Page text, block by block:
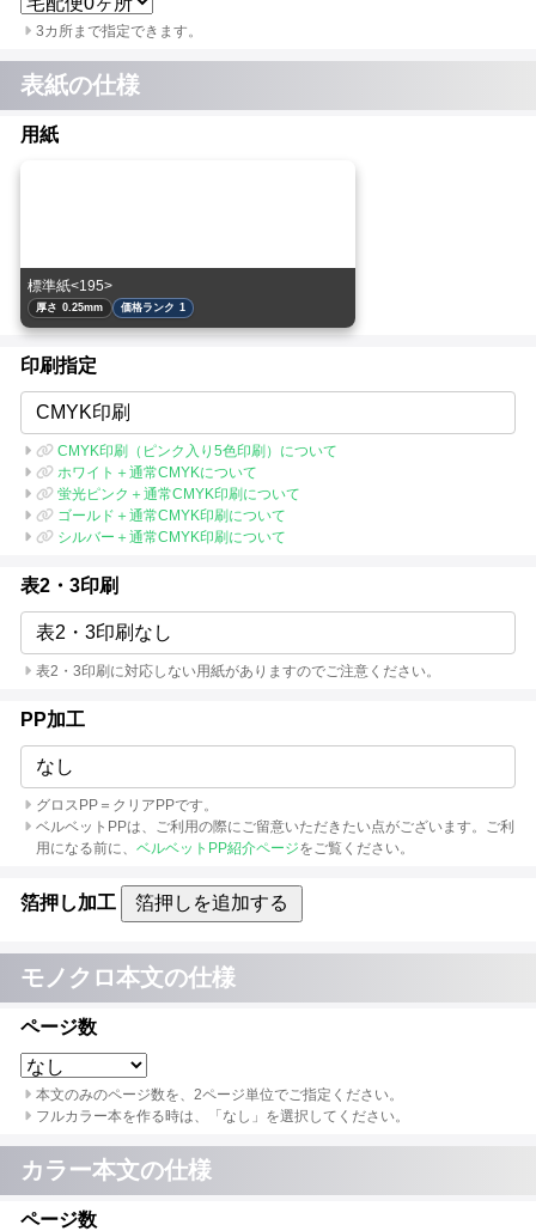
3カ所まで指定できます。
表紙の仕様
用紙
標準紙<195>
厚さ 0.25mm 価格ランク 1
印刷指定
CMYK印刷
CMYK印刷（ピンク入り5色印刷）について
ホワイト＋通常CMYKについて
蛍光ピンク＋通常CMYK印刷について
ゴールド＋通常CMYK印刷について
シルバー＋通常CMYK印刷について
表2・3印刷
表2・3印刷なし
表2・3印刷に対応しない用紙がありますのでご注意ください。
PP加工
なし
グロスPP＝クリアPPです。
ベルベットPPは、ご利用の際にご留意いただきたい点がございます。ご利
用になる前に、 ベルベットPP紹介ページをご覧ください。
箔押し加工 箔押しを追加する
モノクロ本文の仕様
ページ数
本文のみのページ数を、2ページ単位でご指定ください。
フルカラー本を作る時は、「なし」を選択してください。
カラー本文の仕様
ページ数